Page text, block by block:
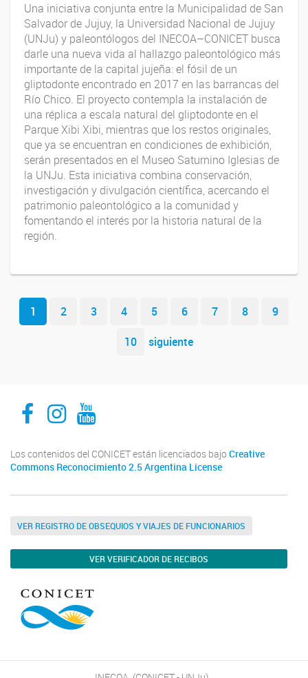
Una iniciativa conjunta entre la Municipalidad de San
Salvador de Jujuy, la Universidad Nacional de Jujuy
(UNJu) y paleontólogos del INECOA–CONICET busca
darle una nueva vida al hallazgo paleontológico más
importante de la capital jujeña: el fósil de un
gliptodonte encontrado en 2017 en las barrancas del
Río Chico. El proyecto contempla la instalación de
una réplica a escala natural del gliptodonte en el
Parque Xibi Xibi, mientras que los restos originales,
que ya se encuentran en condiciones de exhibición,
serán presentados en el Museo Saturnino Iglesias de
la UNJu. Esta iniciativa combina conservación,
investigación y divulgación científica, acercando el
patrimonio paleontológico a la comunidad y
fomentando el interés por la historia natural de la
región.
Navegador de artículos
1 2 3 4 5 6 7 8
9
10
siguiente
INECOA CONICET UNJuINECOA CONICET UNJuINECOA CONICET UNJu
Los contenidos del CONICET están licenciados bajo Creative
Commons Reconocimiento 2.5 Argentina License
VER REGISTRO DE OBSEQUIOS Y VIAJES DE FUNCIONARIOS
VER VERIFICADOR DE RECIBOS